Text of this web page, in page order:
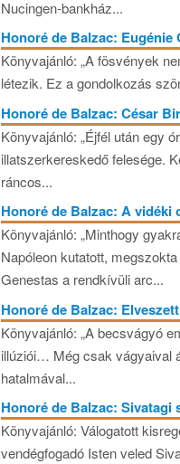
Nucingen-bankház...
Honoré de Balzac: Eugénie
Könyvajánló: „A fösvények
létezik. Ez a gondolkozás
Honoré de Balzac: César
Könyvajánló: „Éjfél után egy
illatszerkereskedő felesége.
ráncos...
Honoré de Balzac: A vidéki
Könyvajánló: „Minthogy
Napóleon kutatott,
Genestas a rendkívüli arc...
Honoré de Balzac:
Könyvajánló: „A becsvágyó
illúziói… Még csak vágyaival
hatalmával...
Honoré de Balzac: Sivatagi
Könyvajánló: Válogatott
vendégfogadó Isten veled